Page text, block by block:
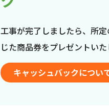
工事が完了しましたら、所
じた商品券をプレゼントいた
キャッシュバックについ